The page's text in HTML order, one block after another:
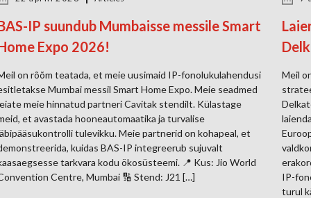
IP suundub Mumbaisse messile Smart
Expo 2026!
on rõõm teatada, et meie uusimaid IP-fonolukulahendusi
Mumbai messil Smart Home Expo. Meie seadmed
meie hinnatud partneri Cavitak stendilt. Külastage
et avastada hooneautomaatika ja turvalise
tulevikku. Meie partnerid on kohapeal, et
kuidas BAS-IP integreerub sujuvalt
tarkvara kodu ökosüsteemi. 📍 Kus: Jio World
Centre, Mumbai 🔢 Stend: J21 […]
Meil
IP-
turul